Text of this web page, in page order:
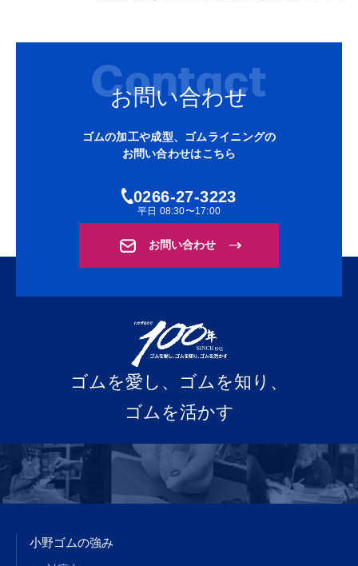
お問い合わせ
Contact
ゴムの加工や成型、ゴムライニングの
お問い合わせはこちら
0266-27-3223
平日 08:30〜17:00
お問い合わせ
ゴムを愛し、ゴムを知り、
ゴムを活かす
小野ゴムの強み